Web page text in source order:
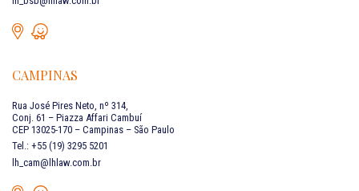
CAMPINAS
Rua José Pires Neto, nº 314,
Conj. 61 – Piazza Affari Cambuí
CEP 13025-170 – Campinas – São Paulo
Tel.: +55 (19) 3295 5201
lh_cam@lhlaw.com.br